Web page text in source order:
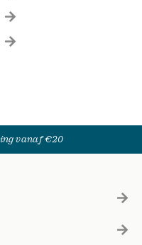
vanaf €20